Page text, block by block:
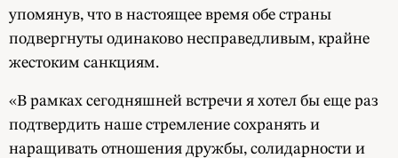
упомянув, что в настоящее время обе страны
подвергнуты одинаково несправедливым, крайне
жестоким санкциям.
«В рамках сегодняшней встречи я хотел бы еще раз
подтвердить наше стремление сохранять и
наращивать отношения дружбы, солидарности и